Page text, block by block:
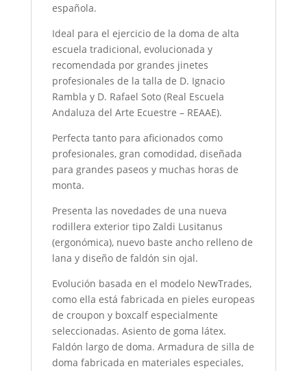
española.
Ideal para el ejercicio de la doma de alta
escuela tradicional, evolucionada y
recomendada por grandes jinetes
profesionales de la talla de D. Ignacio
Rambla y D. Rafael Soto (Real Escuela
Andaluza del Arte Ecuestre – REAAE).
Perfecta tanto para aficionados como
profesionales, gran comodidad, diseñada
para grandes paseos y muchas horas de
monta.
Presenta las novedades de una nueva
rodillera exterior tipo Zaldi Lusitanus
(ergonómica), nuevo baste ancho relleno de
lana y diseño de faldón sin ojal.
Evolución basada en el modelo NewTrades,
como ella está fabricada en pieles europeas
de croupon y boxcalf especialmente
seleccionadas. Asiento de goma látex.
Faldón largo de doma. Armadura de silla de
doma fabricada en materiales especiales,